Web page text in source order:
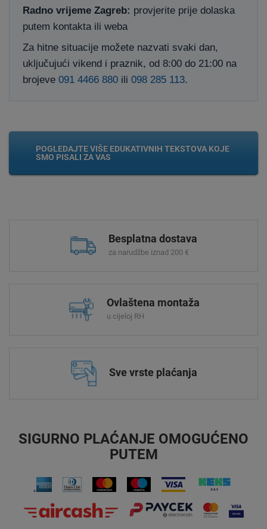
Radno vrijeme Zagreb: provjerite prije dolaska
putem kontakta ili weba
Za hitne situacije možete nazvati svaki dan,
uključujući vikend i praznik, od 8:00 do 21:00 na
brojeve 091 4466 880 ili 098 285 113.
POGLEDAJTE VIŠE EDUKATIVNIH TEKSTOVA KOJE
SMO PISALI ZA VAS
Besplatna dostava
za narudžbe iznad 200 €
Ovlaštena montaža
u cijeloj RH
Sve vrste plaćanja
SIGURNO PLAĆANJE OMOGUĆENO
PUTEM